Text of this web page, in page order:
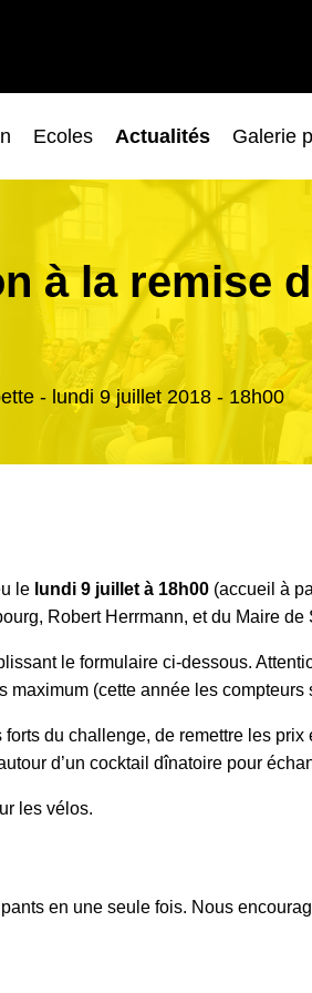
Ecoles Actualités Galerie
à la remise
- lundi 9 juillet 2018 - 18h00
le lundi 9 juillet à 18h00 (accueil à
Robert Herrmann, et du Maire
le formulaire ci-dessous.
(cette année les
du challenge, de remettre les
d’un cocktail dînatoire pour
les vélos.
en une seule fois. Nous